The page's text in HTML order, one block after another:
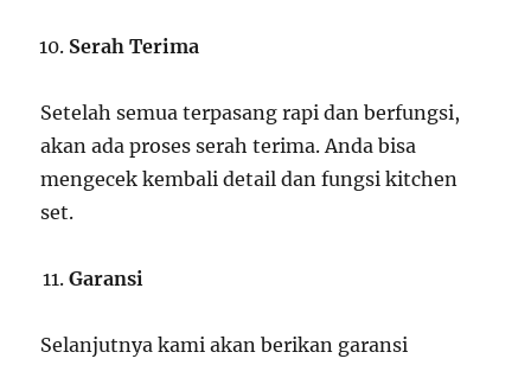
Serah Terima
Setelah semua terpasang rapi dan berfungsi,
akan ada proses serah terima. Anda bisa
mengecek kembali detail dan fungsi kitchen
set.
Garansi
Selanjutnya kami akan berikan garansi